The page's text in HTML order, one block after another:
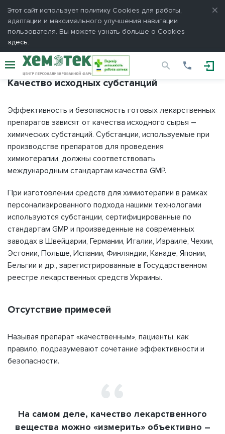
Этот сайт использует политику Сookies для работы,
адаптации и максимального улучшения навигации
пользователя. Вы можете узнать больше о Cookies
здесь.
Гарантия качества
Качество исходных субстанций
Эффективность и безопасность готовых лекарственных
препаратов зависят от качества исходного сырья –
химических субстанций. Субстанции, используемые при
производстве препаратов для проведения
химиотерапии, должны соответствовать
международным стандартам качества GMP.
При изготовлении средств для химиотерапии в рамках
персонализированного подхода нашими технологами
используются субстанции, сертифицированные по
стандартам GMP и произведенные на современных
заводах в Швейцарии, Германии, Италии, Израиле, Чехии,
Эстонии, Польше, Испании, Финляндии, Канаде, Японии,
Бельгии и др., зарегистрированные в Государственном
реестре лекарственных средств Украины.
Отсутствие примесей
Называя препарат «качественным», пациенты, как
правило, подразумевают сочетание эффективности и
безопасности.
На самом деле, качество лекарственного
вещества можно «измерить» объективно –
Вход
Пожалуйста, введите e-mail и пароль, выбранные Вами
регистрации.
E-mail
Запомнить меня
Напомнить пароль